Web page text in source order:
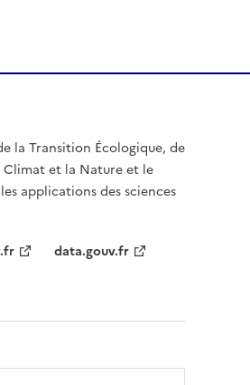
la Transition Écologique, de
Climat et la Nature et le
applications des sciences
data.gouv.fr